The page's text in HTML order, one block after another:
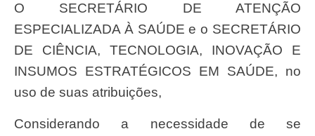
O SECRETÁRIO DE ATENÇÃO
ESPECIALIZADA À SAÚDE e o SECRETÁRIO
DE CIÊNCIA, TECNOLOGIA, INOVAÇÃO E
INSUMOS ESTRATÉGICOS EM SAÚDE, no
uso de suas atribuições,
Considerando a necessidade de se